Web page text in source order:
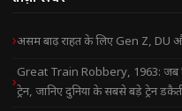
असम बाढ़ राहत के लिए Gen Z, DU और
Great Train Robbery, 1963: जब
ट्रेन, जानिए दुनिया के सबसे बड़े ट्रेन